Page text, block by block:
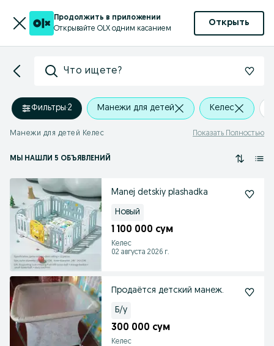
Продолжить в приложении
Открывайте OLX одним касанием
Открыть
Что ищете?
Фильтры·2 Манежи для детей Келес
Манежи для детей Келес Показать Полностью
МЫ НАШЛИ 5 ОБЪЯВЛЕНИЙ
Manej detskiy plashadka
Новый
1 100 000 сум
Келес
02 августа 2026 г.
Продаётся детский манеж.
Б/у
300 000 сум
Келес